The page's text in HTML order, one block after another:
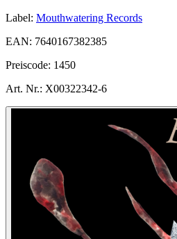
Label: Mouthwatering Records
EAN: 7640167382385
Preiscode: 1450
Art. Nr.: X00322342-6